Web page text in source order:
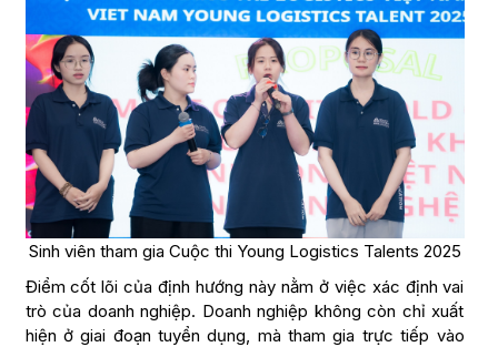
Sinh viên tham gia Cuộc thi Young Logistics Talents 2025
Điểm cốt lõi của định hướng này nằm ở việc xác định vai
trò của doanh nghiệp. Doanh nghiệp không còn chỉ xuất
hiện ở giai đoạn tuyển dụng, mà tham gia trực tiếp vào